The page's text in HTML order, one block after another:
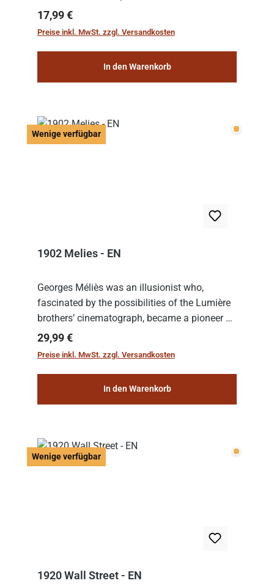
Wer die Chips mit dem höchsten Gesamtwert
hat, gewinnt die Runde. Aber Vorsicht: D...
Regulärer Preis:
17,99 €
Preise inkl. MwSt. zzgl. Versandkosten
In den Warenkorb
Wenige verfügbar Wenige
1902 Melies - EN
Georges Méliès was an illusionist who,
fascinated by the possibilities of the Lumière
brothers’ cinematograph, became a pioneer of
cinema. In 1902, he filmed his most famous
work: “Le Voyage dans la Lune” (“A Trip to...
Regulärer Preis:
29,99 €
Preise inkl. MwSt. zzgl. Versandkosten
In den Warenkorb
Wenige verfügbar Wenige
1920 Wall Street - EN